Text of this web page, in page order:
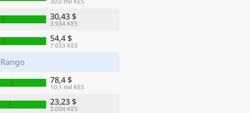
30,43 $
3.934 KES
54,4 $
7.033 KES
Rango
78,4 $
10,1 mil KES
23,23 $
3.004 KES